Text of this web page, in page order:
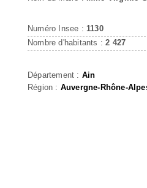
Numéro Insee : 1130
Nombre d'habitants :2 427
Département : Ain
Région : Auvergne-Rhône-